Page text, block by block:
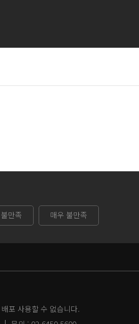
만족 매우 불만족
포 사용할 수 없습니다.